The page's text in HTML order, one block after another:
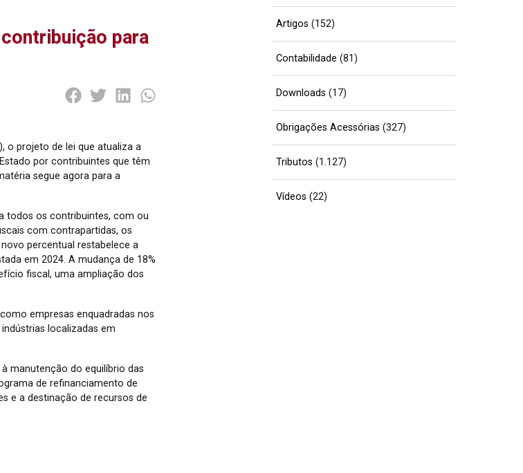
para
o projeto de lei que atualiza a
por contribuintes que têm
segue agora para a
todos os contribuintes, com ou
com contrapartidas, os
percentual restabelece a
em 2024. A mudança de 18%
fiscal, uma ampliação dos
empresas enquadradas nos
localizadas em
manutenção do equilíbrio das
de refinanciamento de
e a destinação de recursos de
Artigos (152)
Contabilidade (81)
Downloads (17)
Obrigações Acessórias (327)
Tributos (1.127)
Vídeos (22)